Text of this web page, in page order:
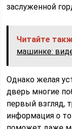
заслуженной
Читайте
машинке:
Однако желая
дверь многие
первый взгляд,
информация о